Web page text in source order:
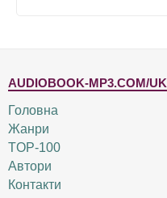
AUDIOBOOK-MP3.COM/UK
Головна
Жанри
TOP-100
Автори
Контакти